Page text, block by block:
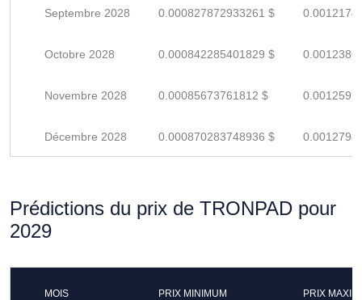
Septembre 2028 0.000827872933261 $
Octobre 2028 0.000842285401829 $
Novembre 2028 0.00085673761812 $
Décembre 2028 0.000870283748936 $
Prédictions du prix de TRONPAD pour
2029
MOIS PRIX MINIMUM PRIX